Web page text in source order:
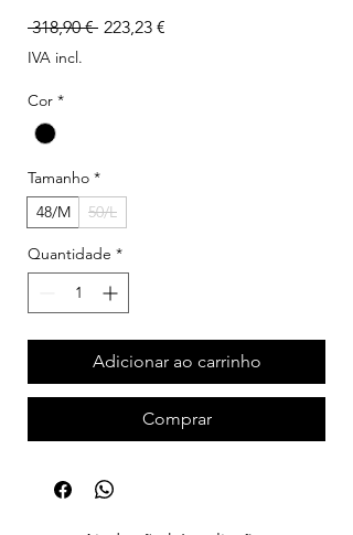
318,90 € Preço normal
223,23 €
IVA incl.
Cor *
Tamanho *
48/M
50/L
Quantidade *
Adicionar ao carrinho
Comprar